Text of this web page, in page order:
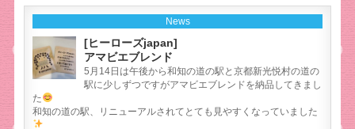
News
[ヒーローズjapan]
アマビエブレンド
5月14日は午後から和知の道の駅と京都新光悦村の道の
駅に少しずつですがアマビエブレンドを納品してきまし
た
和知の道の駅、リニューアルされてとても見やすくなっていました